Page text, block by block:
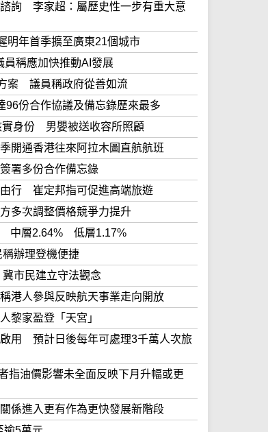
詢 李家超：屬歷史性一步有重大意
年首季擴至廣東21個城市
稱應加快推動AI發展
案 議員稱政府從善如流
份合作協議及備忘錄歷來最多
實身份 男嬰被送收容所照顧
開通香港往來阿拉木圖直航航班
署多份合作備忘錄
行 崔定邦指可促進高端旅遊
多次調整價格競爭力提升
中層2.64% 低層1.17%
辦理登機便捷
市民建立守法觀念
港人參與反映航天事業走向開放
黎家盈登「天宮」
用 預計日後每年可處理3千萬人次旅
油價影響未全面反映下月升幅或更
係進入更有作為更快發展新階段